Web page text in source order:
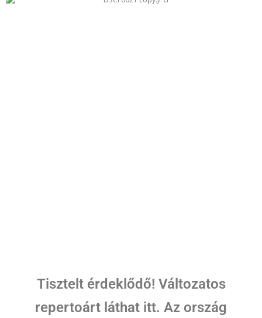
Tisztelt érdeklődő! Változatos
repertoárt láthat itt. Az ország